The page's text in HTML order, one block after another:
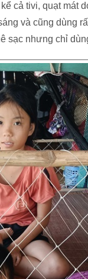
cả tivi, quạt mát
và cũng dùng
sạc nhưng chỉ